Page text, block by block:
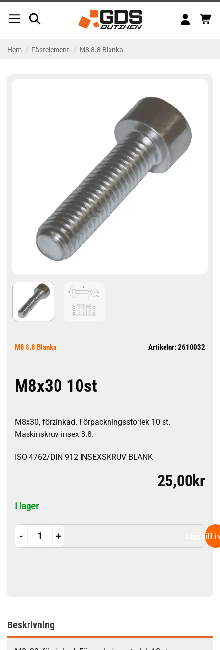
Hem / Fästelement / M8 8.8 Blanka
M8 8.8 Blanka Artikelnr: 2610032
M8x30 10st
M8x30, förzinkad. Förpackningsstorlek 10 st.
Maskinskruv insex 8.8.
ISO 4762/DIN 912 INSEXSKRUV BLANK
25,00kr
I lager
M8x30 10st mängd
Lägg till i
Beskrivning